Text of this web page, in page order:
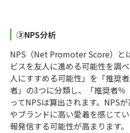
③NPS分析
NPS（Net Promoter Score）と
ビスを友人に進める可能性を調
人にすすめる可能性」を「推奨
者」の3つに分類し、「推奨
ってNPSは算出されます。NPS
やブランドに高い愛着を感じて
報発信する可能性が高まります。